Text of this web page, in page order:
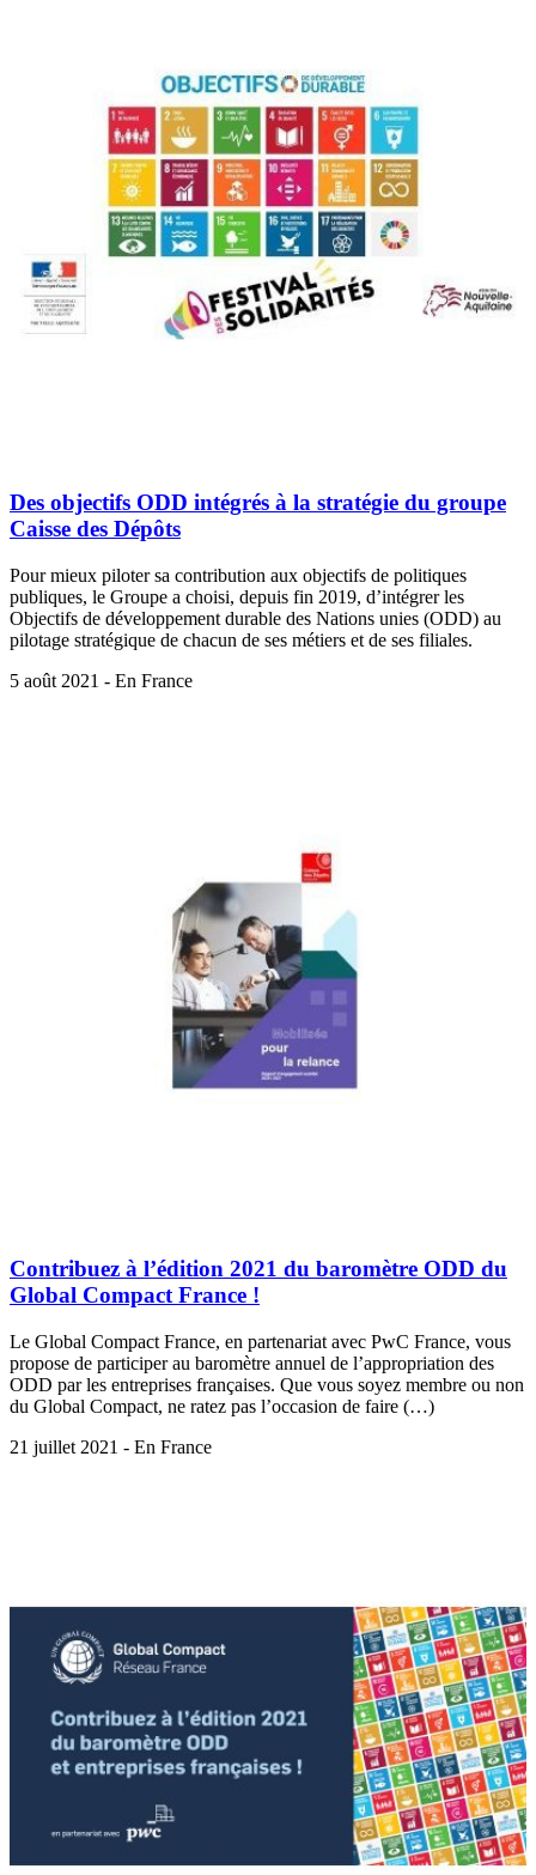
Des objectifs ODD intégrés à la stratégie du groupe
Caisse des Dépôts
Pour mieux piloter sa contribution aux objectifs de politiques
publiques, le Groupe a choisi, depuis fin 2019, d’intégrer les
Objectifs de développement durable des Nations unies (ODD) au
pilotage stratégique de chacun de ses métiers et de ses filiales.
5 août 2021 - En France
Contribuez à l’édition 2021 du baromètre ODD du
Global Compact France !
Le Global Compact France, en partenariat avec PwC France, vous
propose de participer au baromètre annuel de l’appropriation des
ODD par les entreprises françaises. Que vous soyez membre ou non
du Global Compact, ne ratez pas l’occasion de faire (…)
21 juillet 2021 - En France